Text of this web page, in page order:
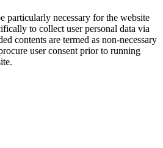
particularly necessary for the website
to collect user personal data via
contents are termed as non-necessary
user consent prior to running